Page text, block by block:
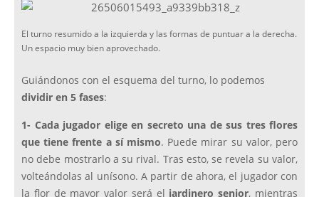
El turno resumido a la izquierda y las formas de puntuar a la derecha.
Un espacio muy bien aprovechado.
Guiándonos con el esquema del turno, lo podemos
dividir en 5 fases:
1- Cada jugador elige en secreto una de sus tres flores
que tiene frente a sí mismo. Puede mirar su valor, pero
no debe mostrarlo a su rival. Tras esto, se revela su valor,
volteándolas al unísono. A partir de ahora, el jugador con
la flor de mayor valor será el jardinero senior, mientras